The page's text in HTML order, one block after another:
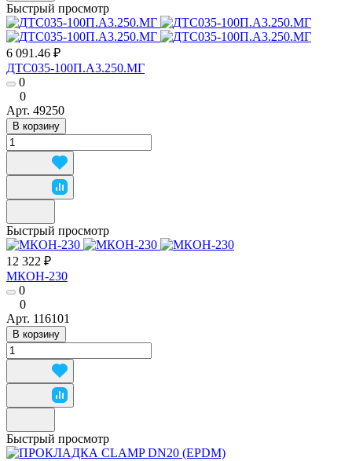
Быстрый просмотр
6 091.46 ₽
ДТС035-100П.А3.250.МГ
0
0
Арт. 49250
В корзину
Быстрый просмотр
12 322 ₽
МКОН-230
0
0
Арт. 116101
В корзину
Быстрый просмотр